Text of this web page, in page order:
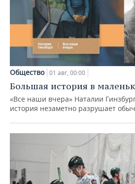
Общество 01 авг, 00:00
Большая история в
«Все наши вчера» Наталии
история незаметно разрушает